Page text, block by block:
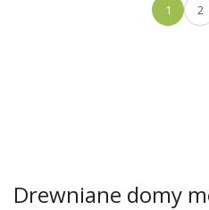
1 2
Drewniane domy